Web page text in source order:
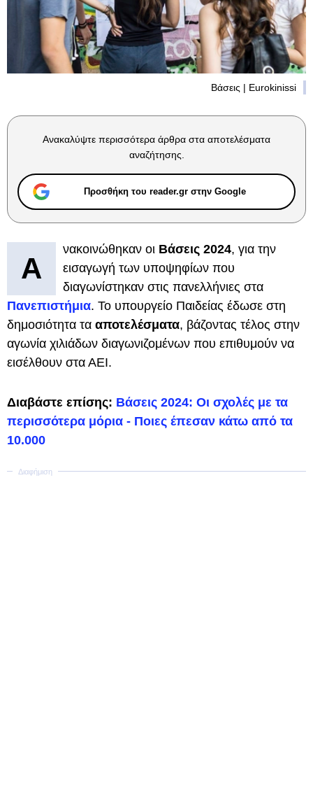
Βάσεις | Eurokinissi
Ανακαλύψτε περισσότερα άρθρα στα αποτελέσματα
αναζήτησης.
Προσθήκη του reader.gr στην Google
Α
νακοινώθηκαν οι Βάσεις 2024, για την
εισαγωγή των υποψηφίων που
διαγωνίστηκαν στις πανελλήνιες στα
Πανεπιστήμια. Το υπουργείο Παιδείας έδωσε στη
δημοσιότητα τα αποτελέσματα, βάζοντας τέλος στην
αγωνία χιλιάδων διαγωνιζομένων που επιθυμούν να
εισέλθουν στα ΑΕΙ.
Διαβάστε επίσης: Βάσεις 2024: Οι σχολές με τα
περισσότερα μόρια - Ποιες έπεσαν κάτω από τα
10.000